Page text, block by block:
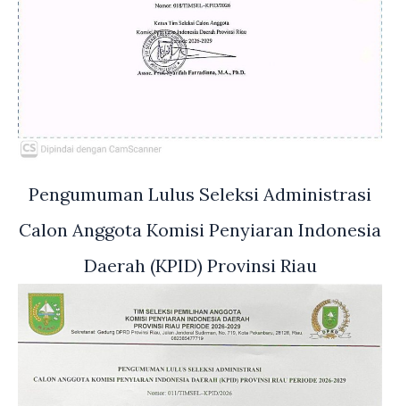
Pengumuman Lulus Seleksi Administrasi
Calon Anggota Komisi Penyiaran Indonesia
Daerah (KPID) Provinsi Riau